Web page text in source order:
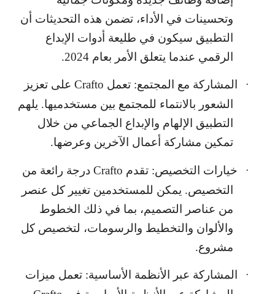
وتحسينات في الأداء، تضمن هذه التحديثات أن
التطبيق سيكون في طليعة أدوات الإبداع
الرقمي عندما يتعلق الأمر بعام 2024.
· المشاركة مع المجتمع: تعمل Crafto على تعزيز
الشعور بالانتماء للمجتمع بين مستخدميها. يلهم
التطبيق الإلهام والإبداع الجماعي من خلال
تمكين مشاركة أعمال الآخرين وعرضها.
· خيارات التخصيص: تقدم Crafto درجة رائعة من
التخصيص. يمكن للمستخدمين تغيير كل عنصر
من عناصر التصميم، بما في ذلك الخطوط
والألوان والتخطيط والرسومات، لتخصيص كل
مشروع.
·
المشاركة عبر الأنظمة الأساسية: تعمل ميزات